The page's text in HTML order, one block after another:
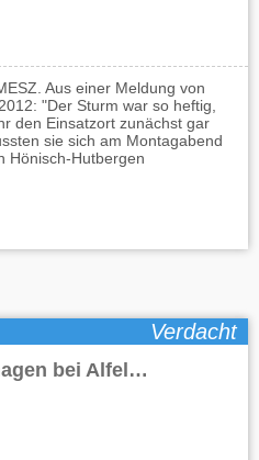
Aus einer Meldung von
"Der Sturm war so heftig,
den Einsatzort zunächst gar
sie sich am Montagabend
Hönisch-Hutbergen
Verdacht
Marienhagen bei Alfeld